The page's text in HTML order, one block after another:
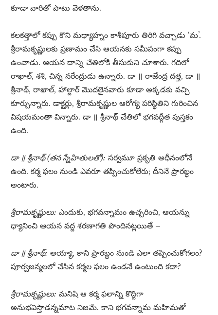
కూడా వారితో పాటు వెళతాను.
కలకత్తాలో కప్పు కొని మధ్యాహ్నం కాశీపూరు తిరిగి వచ్చాడు ‘మ’.
శ్రీరామకృష్ణులకు ప్రణామం చేసి ఆయనకు సమీపంగా కప్పు
ఉంచాడు. ఆయన దాన్ని చేతిలోకి తీసుకుని చూశారు. గదిలో
రాఖాల్, శశి, చిన్న నరేంద్రుడు ఉన్నారు. డా ॥ రాజేంద్ర దత్త, డా ॥
శ్రీనాథ్, రాఖాల్, హాల్దార్ మొదలైనవారు కూడా అక్కడకు వచ్చి
కూర్చున్నారు. డాక్టర్లు, శ్రీరామకృష్ణుల ఆరోగ్య పరిస్థితిని గురించిన
విషయమంతా విన్నారు. డా ॥ శ్రీనాథ్ చేతిలో భగవద్గీత పుస్తకం
ఉంది.
డా ॥ శ్రీనాథ్ (తన స్నేహితులతో): సర్వమూ ప్రకృతి అధీనంలోనే
ఉంది. కర్మ ఫలం నుండి ఎవరూ తప్పించుకోలేరు; దీనినే ప్రారబ్ధం
అంటారు.
శ్రీరామకృష్ణులు: ఎందుకు, భగవన్నామం ఉచ్చరించి, ఆయన్ను
ధ్యానించి ఆయన వద్ద శరణాగతి పొందినట్లయితే –
డా ॥ శ్రీనాథ్: అయ్యా, కాని ప్రారబ్ధం నుండి ఎలా తప్పించుకోగలం?
పూర్వజన్మలలో చేసిన కర్మల ఫలం ఉండనే ఉంటుంది కదా?
శ్రీరామకృష్ణులు: మనిషి ఆ కర్మ ఫలాన్ని కొద్దిగా
అనుభవిస్తాడన్నమాట నిజమే. కాని భగవన్నామ మహిమతో